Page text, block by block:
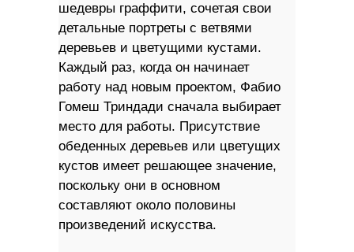
шедевры граффити, сочетая свои
детальные портреты с ветвями
деревьев и цветущими кустами.
Каждый раз, когда он начинает
работу над новым проектом, Фабио
Гомеш Триндади сначала выбирает
место для работы. Присутствие
обеденных деревьев или цветущих
кустов имеет решающее значение,
поскольку они в основном
составляют около половины
произведений искусства.